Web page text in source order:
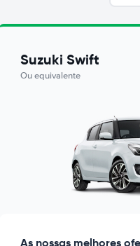
Suzuki Swift
Ou equivalente
As nossas melhores